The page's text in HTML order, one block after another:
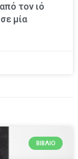
τον ιό
μία
ΒΙΒΛΊΟ